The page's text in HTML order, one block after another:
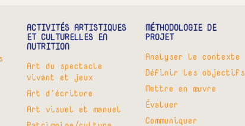
ACTIVITÉS ARTISTIQUES
ET CULTURELLES EN
NUTRITION
Art du spectacle
vivant et jeux
Art d’écriture
Art visuel et manuel
MÉTHODOLOGIE DE
PROJET
Analyser le contexte
Définir les objectifs
Mettre en œuvre
Évaluer
Communiquer